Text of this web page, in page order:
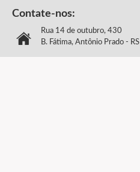
Contate-nos:
Rua 14 de outubro, 430
B. Fátima, Antônio Prado - RS